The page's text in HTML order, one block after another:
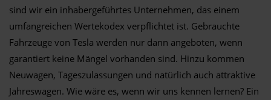
sind wir ein inhabergeführtes Unternehmen, das einem
umfangreichen Wertekodex verpflichtet ist. Gebrauchte
Fahrzeuge von Tesla werden nur dann angeboten, wenn
garantiert keine Mängel vorhanden sind. Hinzu kommen
Neuwagen, Tageszulassungen und natürlich auch attraktive
Jahreswagen. Wie wäre es, wenn wir uns kennen lernen? Ein